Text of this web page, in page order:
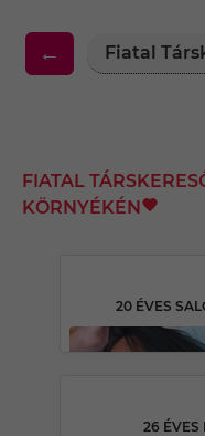
← Fiatal
FIATAL
KÖRNYÉKÉN
20 ÉVES
26 ÉVES